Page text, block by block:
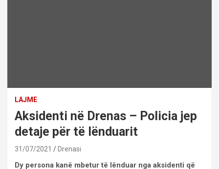
LAJME
Aksidenti në Drenas – Policia jep
detaje për të lënduarit
31/07/2021 Drenasi
Dy persona kanë mbetur të lënduar nga aksidenti që